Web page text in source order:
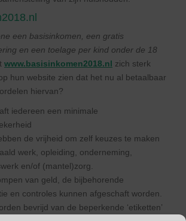
een basisinkomen, een gratis
en een toelage per kind onder de 18
www.basisinkomen2018.nl zich sterk
hun website zien dat het nu al betaalbaar
hiervan?
iedereen een minimale
de vrijheid om zelf keuzes te maken
werk, opleiding, onderneming,
en/of (mantel)zorg.
van geld, de bijbehorende
en controles kunnen afgeschaft worden.
bevrijd van de beperkende ‘etiketten’